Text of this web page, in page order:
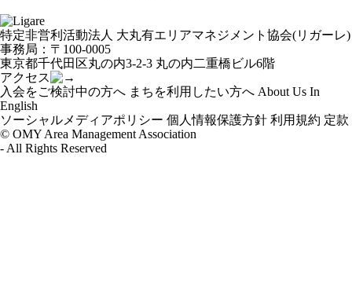
特定非営利活動法人 大丸有エリアマネジメント協会(リガーレ)
事務局：〒100-0005
東京都千代田区丸の内3-2-3 丸の内二重橋ビル6階
アクセス
入会をご検討中の方へ まちを利用したい方へ About Us In
English
ソーシャルメディアポリシー 個人情報保護方針 利用規約 定款
© OMY Area Management Association
- All Rights Reserved